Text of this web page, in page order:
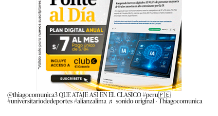
@thiagocomunica3QUE ATAJE ASI EN EL CLASICO#peru🇵🇪
#universitariodedeportes#alianzalima ♬ sonido original - Thiagocomunica